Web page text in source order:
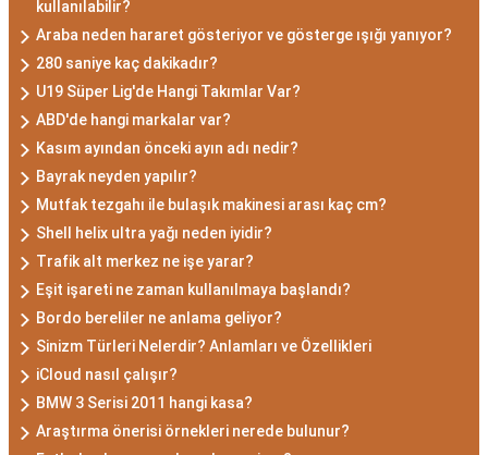
kullanılabilir?
Araba neden hararet gösteriyor ve gösterge ışığı yanıyor?
280 saniye kaç dakikadır?
U19 Süper Lig'de Hangi Takımlar Var?
ABD'de hangi markalar var?
Kasım ayından önceki ayın adı nedir?
Bayrak neyden yapılır?
Mutfak tezgahı ile bulaşık makinesi arası kaç cm?
Shell helix ultra yağı neden iyidir?
Trafik alt merkez ne işe yarar?
Eşit işareti ne zaman kullanılmaya başlandı?
Bordo bereliler ne anlama geliyor?
Sinizm Türleri Nelerdir? Anlamları ve Özellikleri
iCloud nasıl çalışır?
BMW 3 Serisi 2011 hangi kasa?
Araştırma önerisi örnekleri nerede bulunur?